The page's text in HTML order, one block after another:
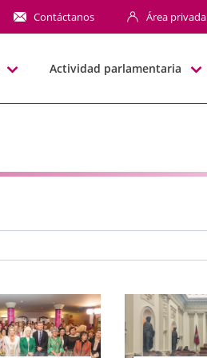
Contáctanos Área privada
Actividad parlamentaria